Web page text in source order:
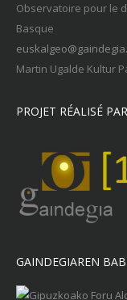
Observatoire pour le
Basque
Martin Ugalde Kultur
PROJET RÉALISÉ
GAINDEGIAREN